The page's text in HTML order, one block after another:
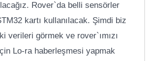
Rover`da belli sensörler
kartı kullanılacak. Şimdi biz
verileri görmek ve rover`ımızı
Lo-ra haberleşmesi yapmak